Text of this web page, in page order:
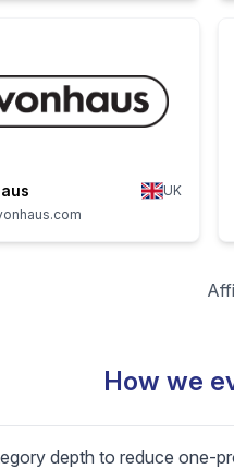
UK
How we
depth to reduce one-